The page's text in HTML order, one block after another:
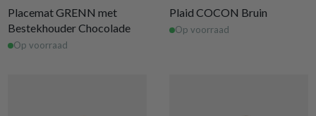
Placemat GRENN met
Bestekhouder Chocolade
Op voorraad
Plaid COCON Bruin
Op voorraad